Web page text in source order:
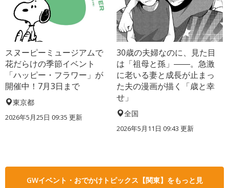
スヌーピーミュージアムで
花だらけの季節イベント
「ハッピー・フラワー」が
開催中！7月3日まで
東京都
2026年5月25日 09:35 更新
30歳の夫婦なのに、見た目
は「祖母と孫」――。急激
に老いる妻と成長が止まっ
た夫の漫画が描く「歳と幸
せ」
全国
2026年5月11日 09:43 更新
GWイベント・おでかけトピックス【関東】をもっと見